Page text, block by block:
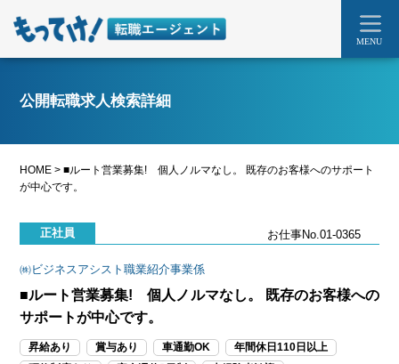
MENU
公開転職求人検索詳細
HOME >■ルート営業募集! 個人ノルマなし。 既存のお客様へのサポート
が中心です。
正社員 お仕事No.01-0365
㈱ビジネスアシスト職業紹介事業係
■ルート営業募集! 個人ノルマなし。 既存のお客様への
サポートが中心です。
昇給あり 賞与あり 車通勤OK
年間休日110日以上